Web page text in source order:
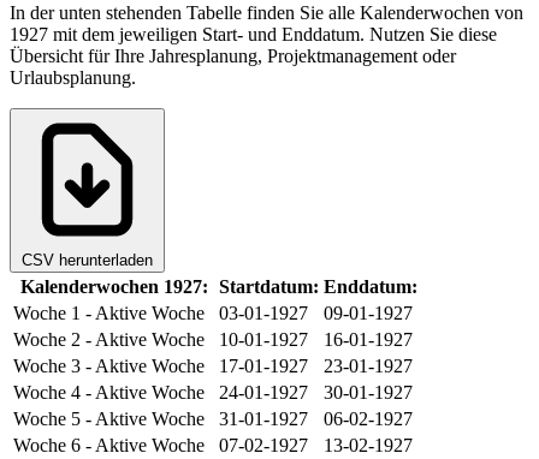
In der unten stehenden Tabelle finden Sie alle Kalenderwochen von
1927 mit dem jeweiligen Start- und Enddatum. Nutzen Sie diese
Übersicht für Ihre Jahresplanung, Projektmanagement oder
Urlaubsplanung.
CSV herunterladen
Kalenderwochen 1927: Startdatum: Enddatum:
Woche 1 - Aktive Woche 03-01-1927
09-01-1927
Woche 2 - Aktive Woche 10-01-1927
16-01-1927
Woche 3 - Aktive Woche 17-01-1927
23-01-1927
Woche 4 - Aktive Woche 24-01-1927
30-01-1927
Woche 5 - Aktive Woche 31-01-1927
06-02-1927
Woche 6 - Aktive Woche 07-02-1927
13-02-1927